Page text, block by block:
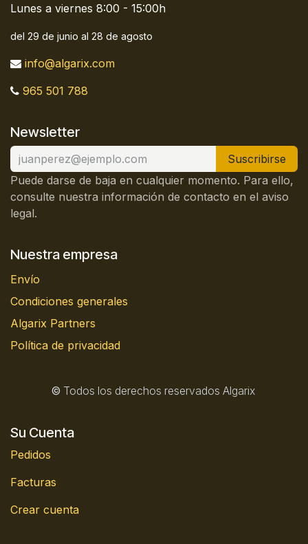
Lunes a viernes 8:00 - 15:00h
del 29 de junio al 28 de agosto
info@algarix.com
965 501 788
Newsletter
Suscribirse
Puede darse de baja en cualquier momento. Para ello,
consulte nuestra información de contacto en el aviso
legal.
Nuestra empresa
Envío
Condiciones generales
Algarix Partners
Política de privacidad
© Todos los derechos reservados Algarix
Su Cuenta
Pedidos
Facturas
Crear cuenta